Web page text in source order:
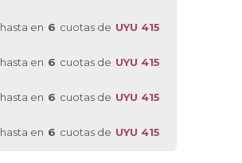
hasta en 6 cuotas de UYU 415
hasta en 6 cuotas de UYU 415
hasta en 6 cuotas de UYU 415
hasta en 6 cuotas de UYU 415